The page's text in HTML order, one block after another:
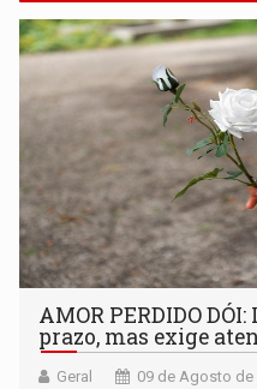
AMOR PERDIDO
prazo, mas exige
Geral 09 de Agosto de